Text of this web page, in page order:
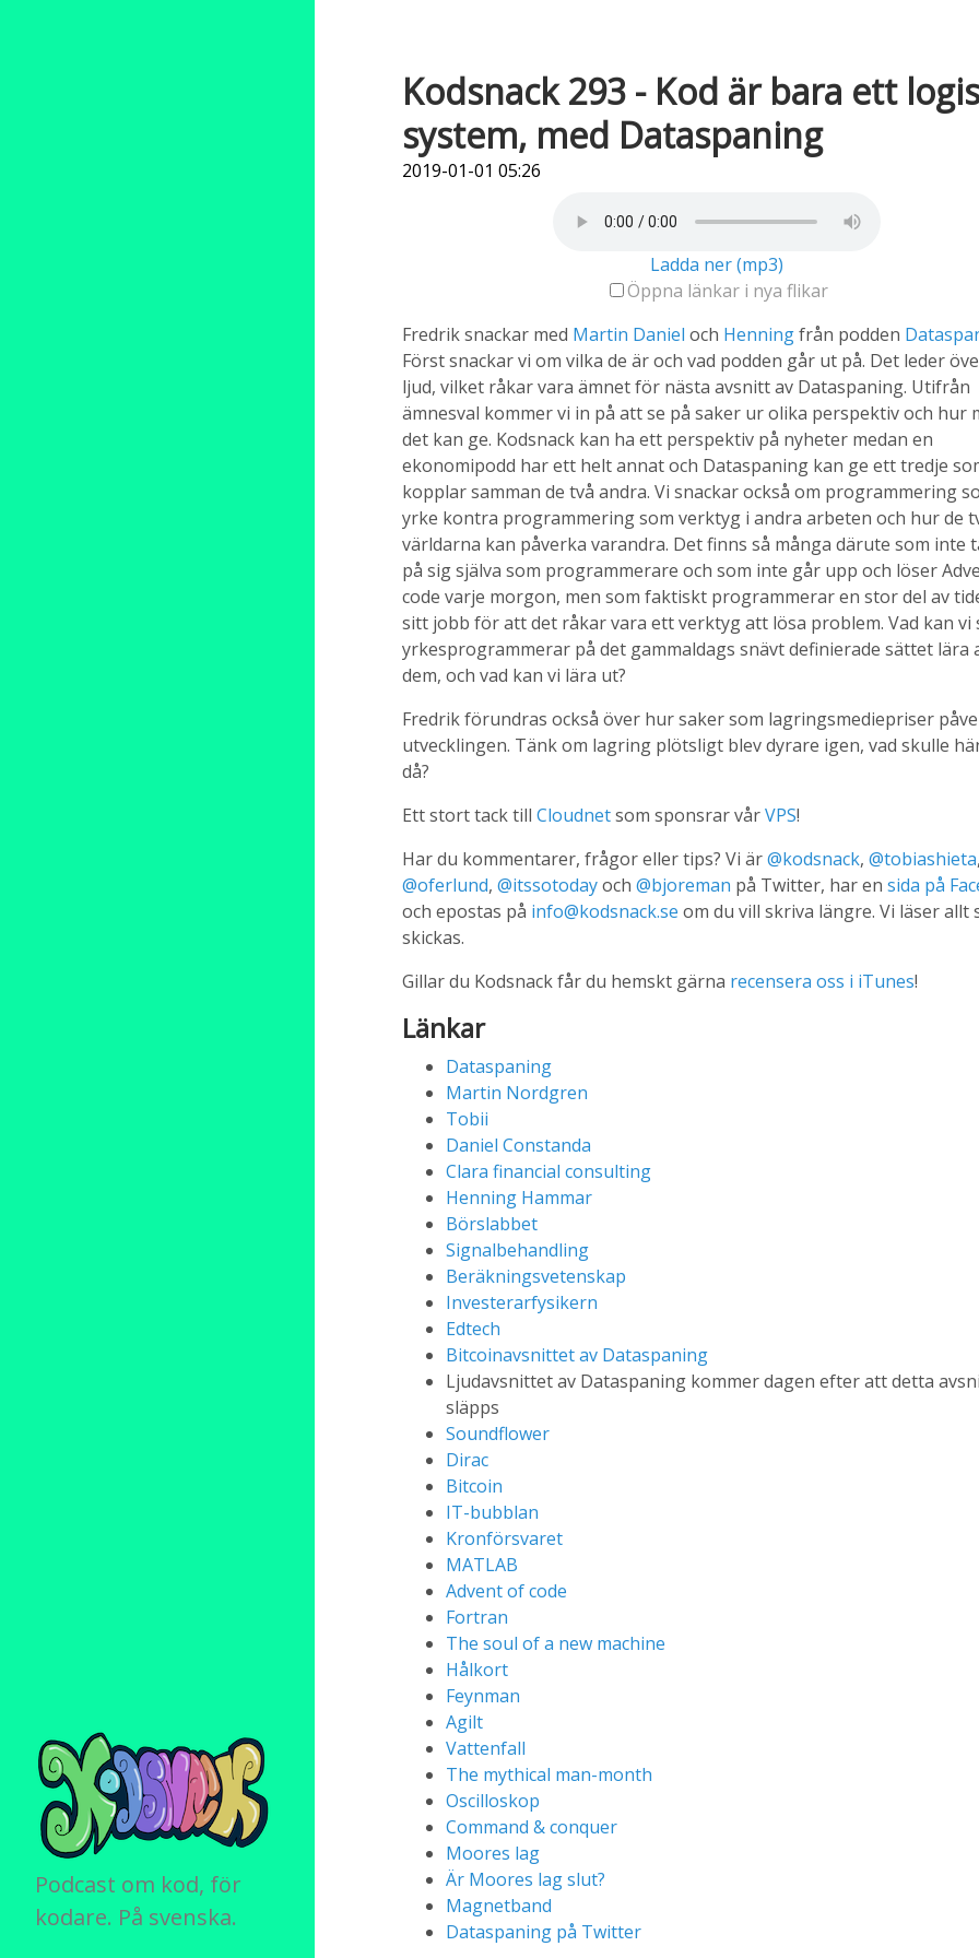
Podcast om kod, för
kodare. På svenska.
Kodsnack 293 - Kod är bara ett
system, med Dataspaning
2019-01-01 05:26
Ladda ner (mp3)
Öppna länkar i nya flikar
Fredrik snackar med Martin Daniel och Henningfrån podden
Först snackar vi om vilka de är och vad podden går ut på. Det leder
ljud, vilket råkar vara ämnet för nästa avsnitt av Dataspaning. Utifrån
ämnesval kommer vi in på att se på saker ur olika perspektiv och hur
det kan ge. Kodsnack kan ha ett perspektiv på nyheter medan en
ekonomipodd har ett helt annat och Dataspaning kan ge ett tredje
kopplar samman de två andra. Vi snackar också om programmering
yrke kontra programmering som verktyg i andra arbeten och hur de
världarna kan påverka varandra. Det finns så många därute som inte
på sig själva som programmerare och som inte går upp och löser
code varje morgon, men som faktiskt programmerar en stor del av
sitt jobb för att det råkar vara ett verktyg att lösa problem. Vad kan vi
yrkesprogrammerar på det gammaldags snävt definierade sättet lära
dem, och vad kan vi lära ut?
Fredrik förundras också över hur saker som lagringsmediepriser
utvecklingen. Tänk om lagring plötsligt blev dyrare igen, vad skulle
då?
Ett stort tack till Cloudnetsom sponsrar vårVPS!
Har du kommentarer, frågor eller tips? Vi är@kodsnack, @tobiashieta
@oferlund, @itssotodayoch @bjoreman på Twitter, har en sida på
och epostas på info@kodsnack.se om du vill skriva längre. Vi läser allt
skickas.
Gillar du Kodsnack får du hemskt gärna recensera oss i iTunes!
Länkar
Dataspaning
Martin Nordgren
Tobii
Daniel Constanda
Clara financial consulting
Henning Hammar
Börslabbet
Signalbehandling
Beräkningsvetenskap
Investerarfysikern
Edtech
Bitcoinavsnittet av Dataspaning
Ljudavsnittet av Dataspaning kommer dagen efter att detta
släpps
Soundflower
Dirac
Bitcoin
IT-bubblan
Kronförsvaret
MATLAB
Advent of code
Fortran
The soul of a new machine
Hålkort
Feynman
Agilt
Vattenfall
The mythical man-month
Oscilloskop
Command & conquer
Moores lag
Är Moores lag slut?
Magnetband
Dataspaning på Twitter